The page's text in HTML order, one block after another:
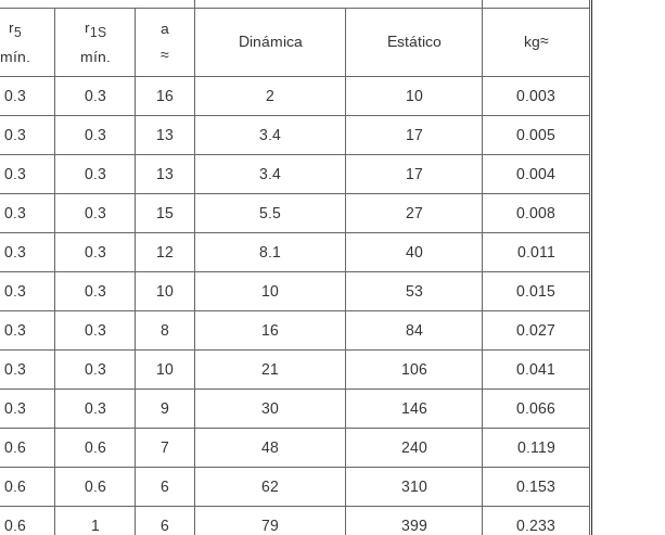
r5
mín.
r1S
mín.
a
≈
Dinámica Estático kg≈
0.3 0.3 16 2 10 0.003
0.3 0.3 13 3.4 17 0.005
0.3 0.3 13 3.4 17 0.004
0.3 0.3 15 5.5 27 0.008
0.3 0.3 12 8.1 40 0.011
0.3 0.3 10 10 53 0.015
0.3 0.3 8 16 84 0.027
0.3 0.3 10 21 106 0.041
0.3 0.3 9 30 146 0.066
0.6 0.6 7 48 240 0.119
0.6 0.6 6 62 310 0.153
0.6 1 6 79 399 0.233